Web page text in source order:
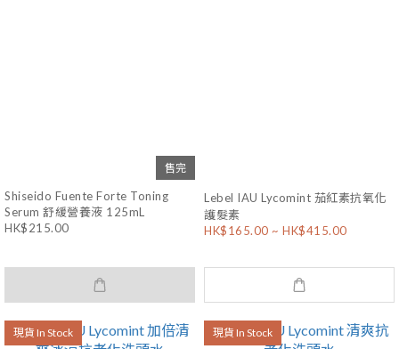
售完
Shiseido Fuente Forte Toning
Serum 舒緩營養液 125mL
HK$215.00
Lebel IAU Lycomint 茄紅素抗氧化
護髮素
HK$165.00 ~ HK$415.00
現貨 In Stock 現貨 In Stock